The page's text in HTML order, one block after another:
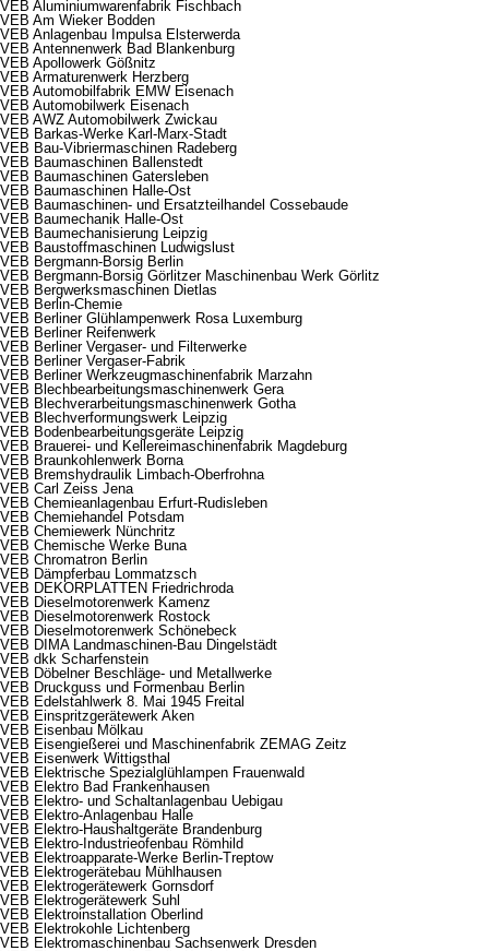
VEB Aluminiumwarenfabrik Fischbach
VEB Am Wieker Bodden
VEB Anlagenbau Impulsa Elsterwerda
VEB Antennenwerk Bad Blankenburg
VEB Apollowerk Gößnitz
VEB Armaturenwerk Herzberg
VEB Automobilfabrik EMW Eisenach
VEB Automobilwerk Eisenach
VEB AWZ Automobilwerk Zwickau
VEB Barkas-Werke Karl-Marx-Stadt
VEB Bau-Vibriermaschinen Radeberg
VEB Baumaschinen Ballenstedt
VEB Baumaschinen Gatersleben
VEB Baumaschinen Halle-Ost
VEB Baumaschinen- und Ersatzteilhandel Cossebaude
VEB Baumechanik Halle-Ost
VEB Baumechanisierung Leipzig
VEB Baustoffmaschinen Ludwigslust
VEB Bergmann-Borsig Berlin
VEB Bergmann-Borsig Görlitzer Maschinenbau Werk Görlitz
VEB Bergwerksmaschinen Dietlas
VEB Berlin-Chemie
VEB Berliner Glühlampenwerk Rosa Luxemburg
VEB Berliner Reifenwerk
VEB Berliner Vergaser- und Filterwerke
VEB Berliner Vergaser-Fabrik
VEB Berliner Werkzeugmaschinenfabrik Marzahn
VEB Blechbearbeitungsmaschinenwerk Gera
VEB Blechverarbeitungsmaschinenwerk Gotha
VEB Blechverformungswerk Leipzig
VEB Bodenbearbeitungsgeräte Leipzig
VEB Brauerei- und Kellereimaschinenfabrik Magdeburg
VEB Braunkohlenwerk Borna
VEB Bremshydraulik Limbach-Oberfrohna
VEB Carl Zeiss Jena
VEB Chemieanlagenbau Erfurt-Rudisleben
VEB Chemiehandel Potsdam
VEB Chemiewerk Nünchritz
VEB Chemische Werke Buna
VEB Chromatron Berlin
VEB Dämpferbau Lommatzsch
VEB DEKORPLATTEN Friedrichroda
VEB Dieselmotorenwerk Kamenz
VEB Dieselmotorenwerk Rostock
VEB Dieselmotorenwerk Schönebeck
VEB DIMA Landmaschinen-Bau Dingelstädt
VEB dkk Scharfenstein
VEB Döbelner Beschläge- und Metallwerke
VEB Druckguss und Formenbau Berlin
VEB Edelstahlwerk 8. Mai 1945 Freital
VEB Einspritzgerätewerk Aken
VEB Eisenbau Mölkau
VEB Eisengießerei und Maschinenfabrik ZEMAG Zeitz
VEB Eisenwerk Wittigsthal
VEB Elektrische Spezialglühlampen Frauenwald
VEB Elektro Bad Frankenhausen
VEB Elektro- und Schaltanlagenbau Uebigau
VEB Elektro-Anlagenbau Halle
VEB Elektro-Haushaltgeräte Brandenburg
VEB Elektro-Industrieofenbau Römhild
VEB Elektroapparate-Werke Berlin-Treptow
VEB Elektrogerätebau Mühlhausen
VEB Elektrogerätewerk Gornsdorf
VEB Elektrogerätewerk Suhl
VEB Elektroinstallation Oberlind
VEB Elektrokohle Lichtenberg
VEB Elektromaschinenbau Sachsenwerk Dresden